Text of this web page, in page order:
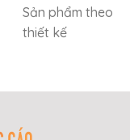
Sản phẩm theo
thiết kế